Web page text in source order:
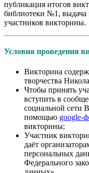
публикация итогов
библиотеки №1, выдача
участников викторины.
Условия проведения
Викторина
творчества
Чтобы принять
вступить в
социальной сети
помощью google-
викторины;
Участник
даёт
персональных
Федерального